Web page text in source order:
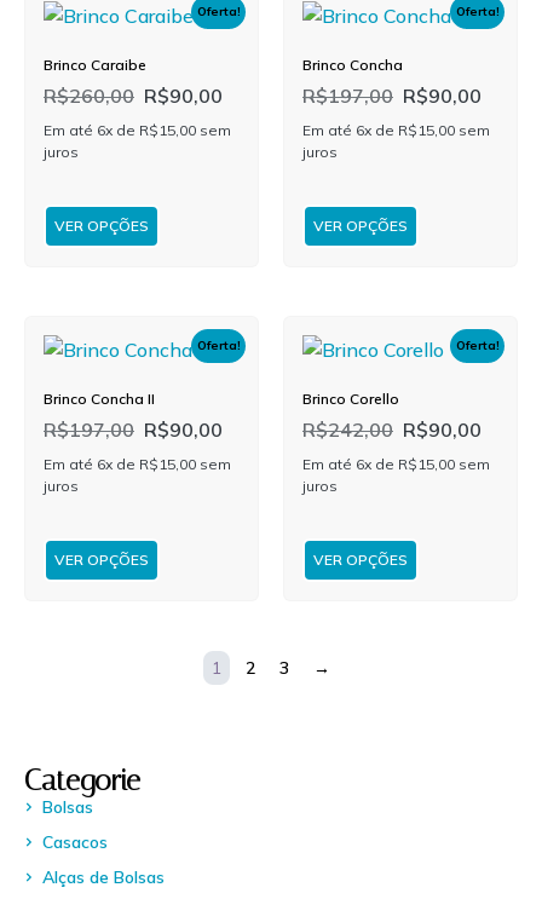
Categorie
Bolsas
Casacos
Alças de Bolsas
Oferta!
Brinco Caraibe
R$260,00 R$90,00
Em até 6x de R$ 15,00 sem
juros
VER OPÇÕES
Oferta!
Brinco Concha
R$197,00 R$90,00
Em até 6x de R$ 15,00 sem
juros
VER OPÇÕES
Oferta!
Brinco Concha II
R$197,00 R$90,00
Em até 6x de R$ 15,00 sem
juros
VER OPÇÕES
Oferta!
Brinco Corello
R$242,00 R$90,00
Em até 6x de R$ 15,00 sem
juros
VER OPÇÕES
1 2 3 →